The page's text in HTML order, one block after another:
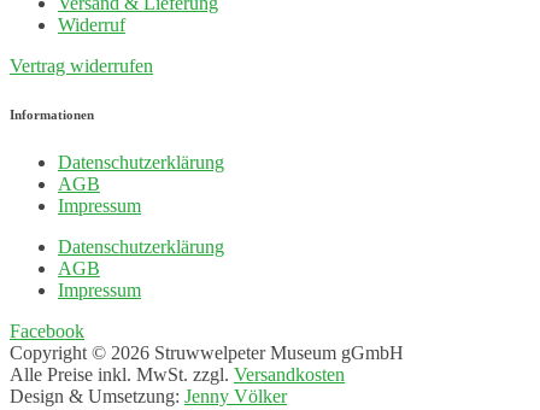
Widerruf
Vertrag widerrufen
Informationen
Datenschutzerklärung
AGB
Impressum
Datenschutzerklärung
AGB
Impressum
Facebook
Copyright © 2026 Struwwelpeter Museum gGmbH
Alle Preise inkl. MwSt. zzgl. Versandkosten
Design & Umsetzung: Jenny Völker